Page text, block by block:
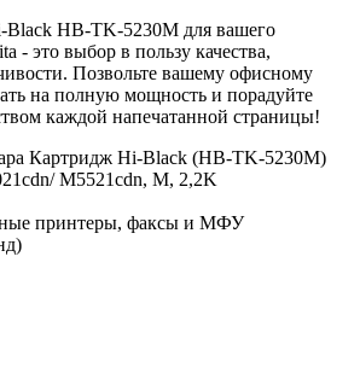
HB-TK-5230M для вашего
- это выбор в пользу качества,
Позвольте вашему офисному
на полную мощность и порадуйте
каждой напечатанной страницы!
Картридж Hi-Black (HB-TK-5230M)
M5521cdn, M, 2,2K
принтеры, факсы и МФУ